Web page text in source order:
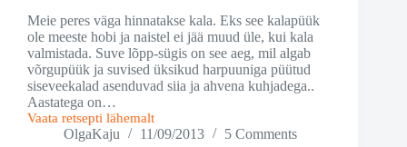
Meie peres väga hinnatakse kala. Eks see kalapüük
ole meeste hobi ja naistel ei jää muud üle, kui kala
valmistada. Suve lõpp-sügis on see aeg, mil algab
võrgupüük ja suvised üksikud harpuuniga püütud
siseveekalad asenduvad siia ja ahvena kuhjadega..
Aastatega on…
Vaata retsepti lähemalt
Kalakotletid
OlgaKaju 11/09/2013 5 Comments